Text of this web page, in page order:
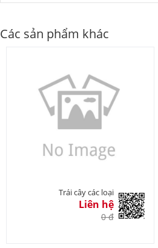
Các sản phẩm khác
Trái cây các loại
Liên hệ
0 đ